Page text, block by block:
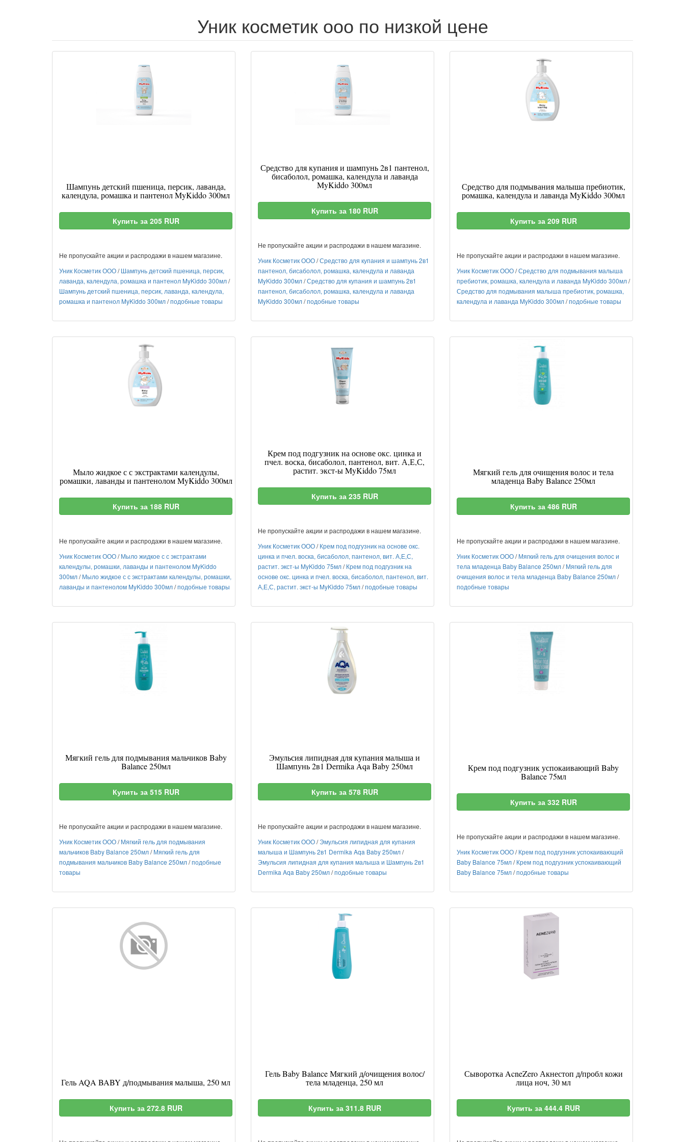
Уник косметик ооо по низкой цене
Шампунь детский пшеница, персик, лаванда,
календула, ромашка и пантенол MyKiddo 300мл
Купить за 205 RUR
Не пропускайте акции и распродажи в нашем магазине.
Уник Косметик ООО/Шампунь детский пшеница, персик,
лаванда, календула, ромашка и пантенол MyKiddo 300мл/
Шампунь детский пшеница, персик, лаванда, календула,
ромашка и пантенол MyKiddo 300мл/подобные товары
Средство для купания и шампунь 2в1 пантенол,
бисаболол, ромашка, календула и лаванда
MyKiddo 300мл
Купить за 180 RUR
Не пропускайте акции и распродажи в нашем магазине.
Уник Косметик ООО/Средство для купания и шампунь 2в1
пантенол, бисаболол, ромашка, календула и лаванда
MyKiddo 300мл/Средство для купания и шампунь 2в1
пантенол, бисаболол, ромашка, календула и лаванда
MyKiddo 300мл/подобные товары
Средство для подмывания малыша пребиотик,
ромашка, календула и лаванда MyKiddo 300мл
Купить за 209 RUR
Не пропускайте акции и распродажи в нашем магазине.
Уник Косметик ООО/Средство для подмывания малыша
пребиотик, ромашка, календула и лаванда MyKiddo 300мл/
Средство для подмывания малыша пребиотик, ромашка,
календула и лаванда MyKiddo 300мл/подобные товары
Мыло жидкое с с экстрактами календулы,
ромашки, лаванды и пантенолом MyKiddo 300мл
Купить за 188 RUR
Не пропускайте акции и распродажи в нашем магазине.
Уник Косметик ООО/Мыло жидкое с с экстрактами
календулы, ромашки, лаванды и пантенолом MyKiddo
300мл/Мыло жидкое с с экстрактами календулы, ромашки,
лаванды и пантенолом MyKiddo 300мл/подобные товары
Крем под подгузник на основе окс. цинка и
пчел. воска, бисаболол, пантенол, вит. А,Е,С,
растит. экст-ы MyKiddo 75мл
Купить за 235 RUR
Не пропускайте акции и распродажи в нашем магазине.
Уник Косметик ООО/Крем под подгузник на основе окс.
цинка и пчел. воска, бисаболол, пантенол, вит. А,Е,С,
растит. экст-ы MyKiddo 75мл/Крем под подгузник на
основе окс. цинка и пчел. воска, бисаболол, пантенол, вит.
А,Е,С, растит. экст-ы MyKiddo 75мл/подобные товары
Мягкий гель для очищения волос и тела
младенца Baby Balance 250мл
Купить за 486 RUR
Не пропускайте акции и распродажи в нашем магазине.
Уник Косметик ООО/Мягкий гель для очищения волос и
тела младенца Baby Balance 250мл/Мягкий гель для
очищения волос и тела младенца Baby Balance 250мл/
подобные товары
Мягкий гель для подмывания мальчиков Baby
Balance 250мл
Купить за 515 RUR
Не пропускайте акции и распродажи в нашем магазине.
Уник Косметик ООО/Мягкий гель для подмывания
мальчиков Baby Balance 250мл/Мягкий гель для
подмывания мальчиков Baby Balance 250мл/подобные
товары
Эмульсия липидная для купания малыша и
Шампунь 2в1 Dermika Aqa Baby 250мл
Купить за 578 RUR
Не пропускайте акции и распродажи в нашем магазине.
Уник Косметик ООО/Эмульсия липидная для купания
малыша и Шампунь 2в1 Dermika Aqa Baby 250мл/
Эмульсия липидная для купания малыша и Шампунь 2в1
Dermika Aqa Baby 250мл/подобные товары
Крем под подгузник успокаивающий Baby
Balance 75мл
Купить за 332 RUR
Не пропускайте акции и распродажи в нашем магазине.
Уник Косметик ООО/Крем под подгузник успокаивающий
Baby Balance 75мл/Крем под подгузник успокаивающий
Baby Balance 75мл/подобные товары
Гель AQA BABY д/подмывания малыша, 250 мл
Купить за 272.8 RUR
Гель Baby Balance Мягкий д/очищения волос/
тела младенца, 250 мл
Купить за 311.8 RUR
Сыворотка AcneZero Акнестоп д/пробл кожи
лица ноч, 30 мл
Купить за 444.4 RUR